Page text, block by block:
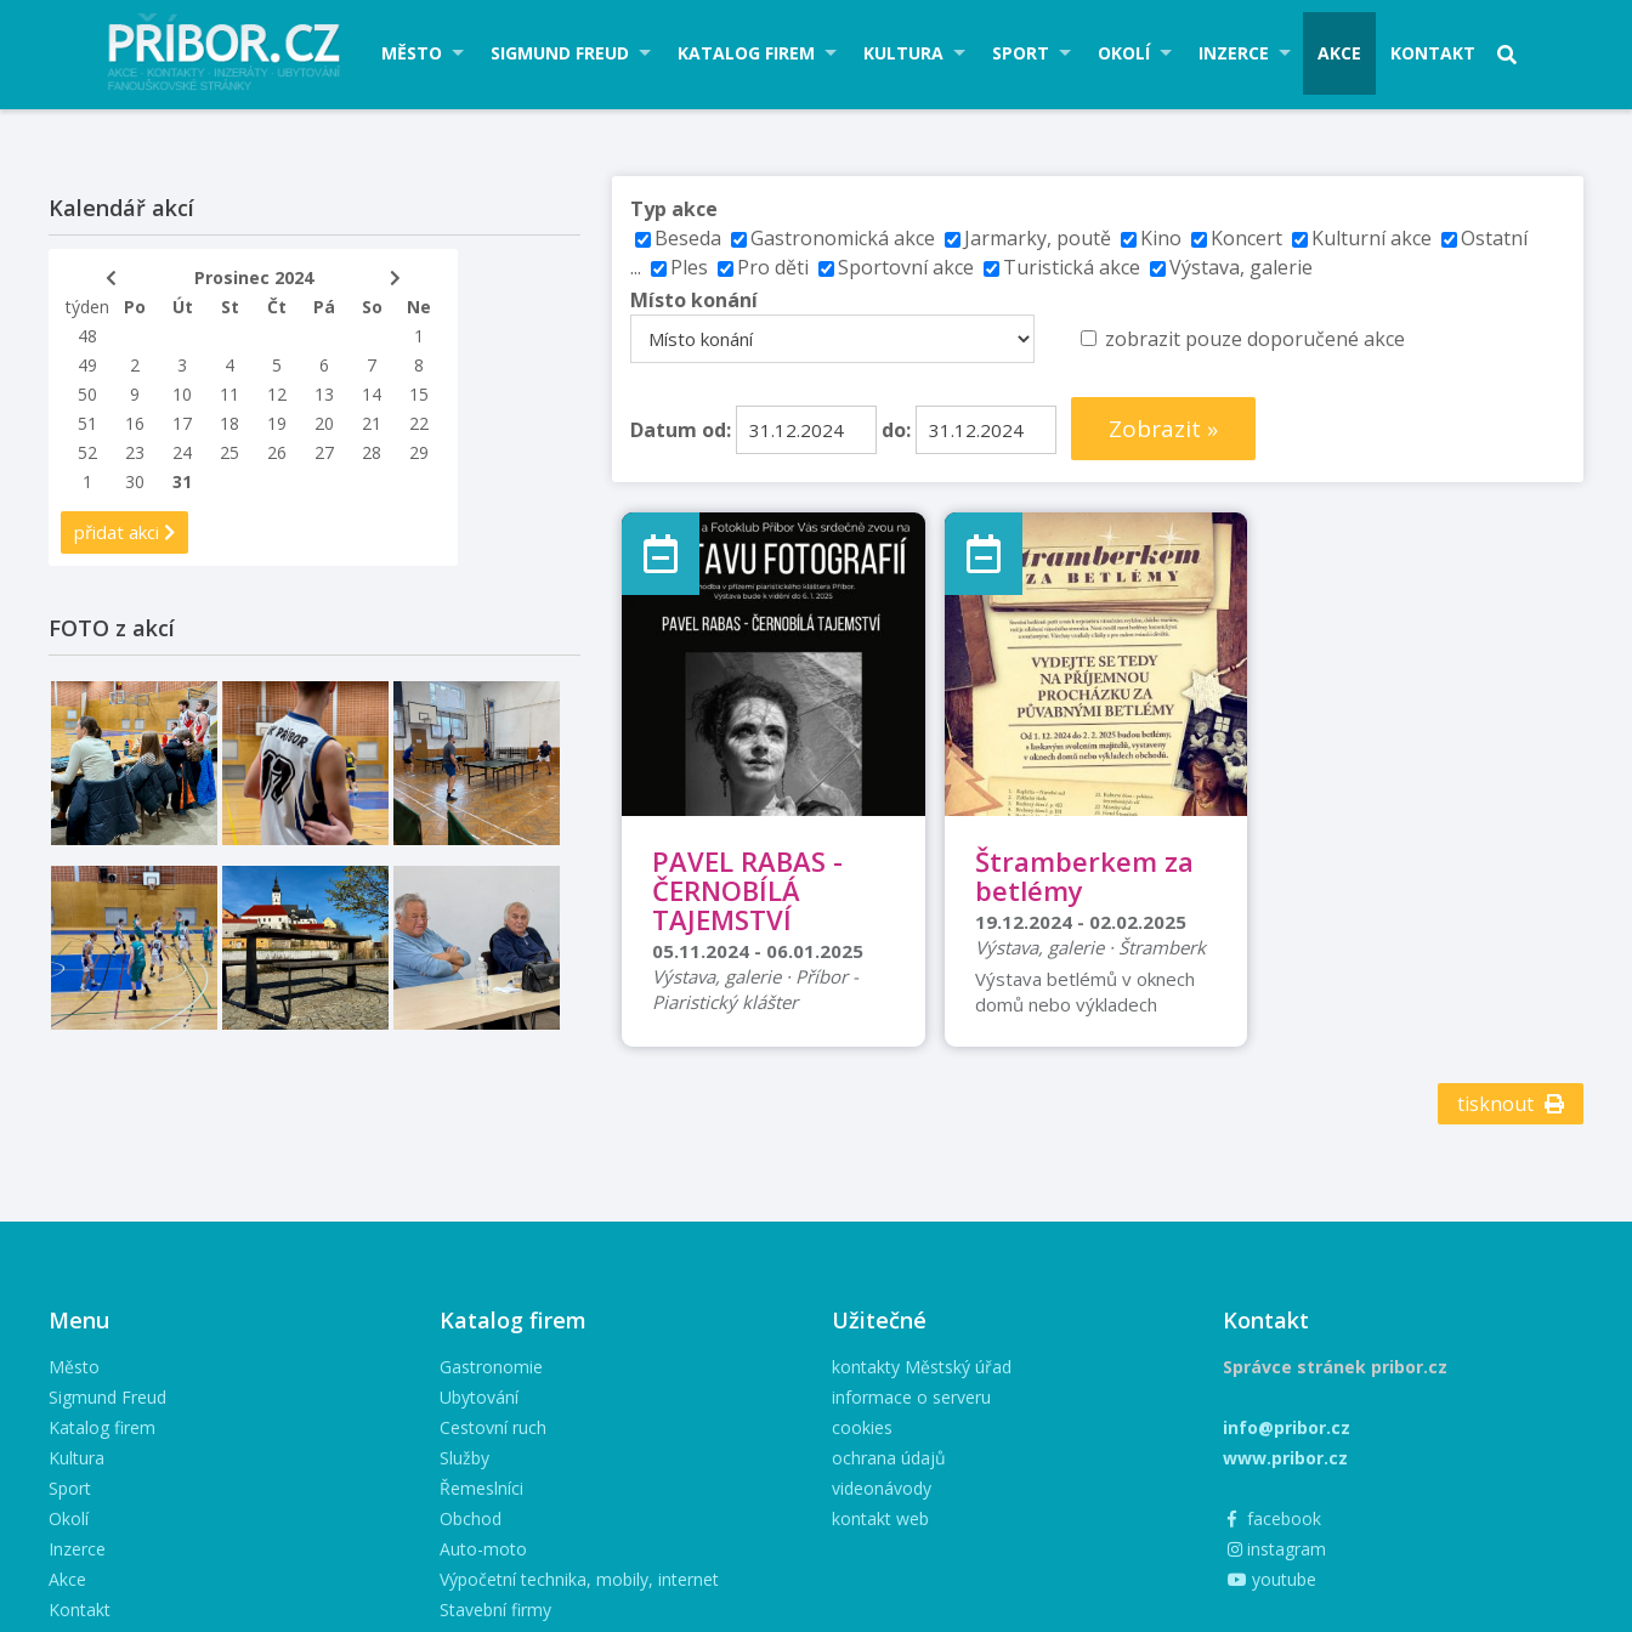
MĚSTO SIGMUND FREUD KATALOG FIREM KULTURA SPORT OKOLÍ INZERCE AKCE KONTAKT
Typ akce
Beseda
Gastronomická akce Jarmarky, poutě Kino Koncert Kulturní akce
Ostatní
...
Ples Pro děti Sportovní akce Turistická akce
Výstava, galerie
Místo konání
zobrazit pouze doporučené akce
Datum od: do: Zobrazit »
PAVEL RABAS -
ČERNOBÍLÁ
TAJEMSTVÍ
05.11.2024 - 06.01.2025
Výstava, galerie · Příbor -
Piaristický klášter
Štramberkem za
betlémy
19.12.2024 - 02.02.2025
Výstava, galerie · Štramberk
Výstava betlémů v oknech
domů nebo výkladech
nás patří k nejstarším
tisknout
Kalendář akcí
Prosinec 2024
týden
Po Út St Čt Pá So
Ne
48
1
49
2 3 4 5 6 7
8
50
9 10 11 12 13 14
15
51
16 17 18 19 20 21
22
52
23 24 25 26 27 28
29
1
30 31
přidat akci
FOTO z akcí
Menu
Město
Sigmund Freud
Katalog firem
Kultura
Sport
Okolí
Inzerce
Akce
Kontakt
Katalog firem
Gastronomie
Ubytování
Cestovní ruch
Služby
Řemeslníci
Obchod
Auto-moto
Výpočetní technika, mobily, internet
Stavební firmy
Užitečné
kontakty Městský úřad
informace o serveru
cookies
ochrana údajů
videonávody
kontakt web
Kontakt
Správce stránek pribor.cz
info@pribor.cz
www.pribor.cz
facebook
instagram
youtube